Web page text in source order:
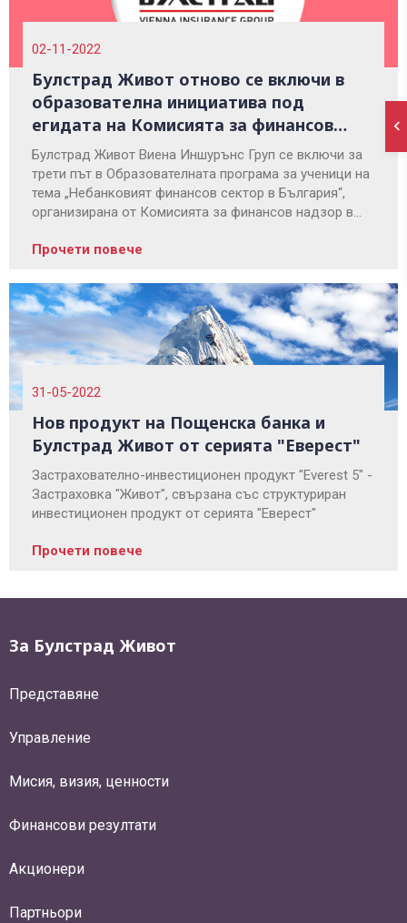
02-11-2022
Булстрад Живот отново се включи в
образователна инициатива под
егидата на Комисията за финансов
надзор
Булстрад Живот Виена Иншурънс Груп се включи за
трети път в Образователната програма за ученици на
тема „Небанковият финансов сектор в България“,
организирана от Комисията за финансов надзор в
науката (МОН) и фондация „Атанас Буров”.
Прочети повече
31-05-2022
Нов продукт на Пощенска банка и
Булстрад Живот от серията "Еверест"
Застрахователно-инвестиционен продукт "Everest 5" -
Застраховка "Живот", свързана със структуриран
инвестиционен продукт от серията "Еверест"
Прочети повече
За Булстрад Живот
Представяне
Управление
Мисия, визия, ценности
Финансови резултати
Акционери
Партньори